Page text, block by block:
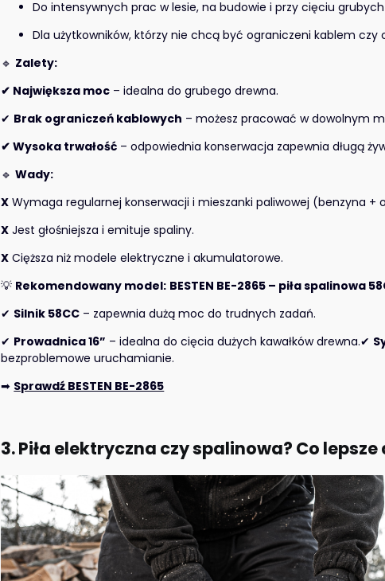
Do intensywnych prac w lesie, na budowie i przy cięciu grubych
Dla użytkowników, którzy nie chcą być ograniczeni kablem
🔹 Zalety:
✔ Największa moc – idealna do grubego drewna.
✔ Brak ograniczeń kablowych – możesz pracować w dowolnym
✔ Wysoka trwałość – odpowiednia konserwacja zapewnia długą
🔹Wady:
X Wymaga regularnej konserwacji i mieszanki paliwowej (benzyna +
X Jest głośniejsza i emituje spaliny.
X Cięższa niż modele elektryczne i akumulatorowe.
💡 Rekomendowany model: BESTEN BE-2865 – piła spalinowa
✔ Silnik 58CC – zapewnia dużą moc do trudnych zadań.
✔ Prowadnica 16” – idealna do cięcia dużych kawałków drewna.✔
bezproblemowe uruchamianie.
➡ Sprawdź BESTEN BE-2865
3. Piła elektryczna czy spalinowa? Co